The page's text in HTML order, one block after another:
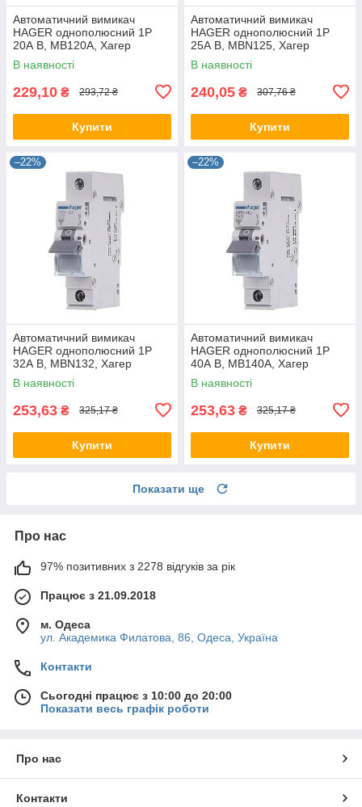
Автоматичний вимикач
HAGER однополюсний 1P
20А B, MB120A, Хагер
модульний автомат для
щитів і боксів
В наявності
229,10 ₴ 293,72 ₴
Купити
Автоматичний вимикач
HAGER однополюсний 1P
25А B, MBN125, Хагер
модульний автомат для
щитів і боксів
В наявності
240,05 ₴ 307,76 ₴
Купити
–22%
Автоматичний вимикач
HAGER однополюсний 1P
32А B, MBN132, Хагер
модульний автомат для
щитів і боксів
В наявності
253,63 ₴ 325,17 ₴
Купити
–22%
Автоматичний вимикач
HAGER однополюсний 1P
40А B, MB140A, Хагер
модульний автомат для
щитів і боксів
В наявності
253,63 ₴ 325,17 ₴
Купити
Показати ще
Про нас
97% позитивних з 2278 відгуків за рік
Працює з 21.09.2018
м. Одеса
ул. Академика Филатова, 86, Одеса, Україна
Контакти
Сьогодні працює з 10:00 до 20:00
Показати весь графік роботи
Про нас
Контакти